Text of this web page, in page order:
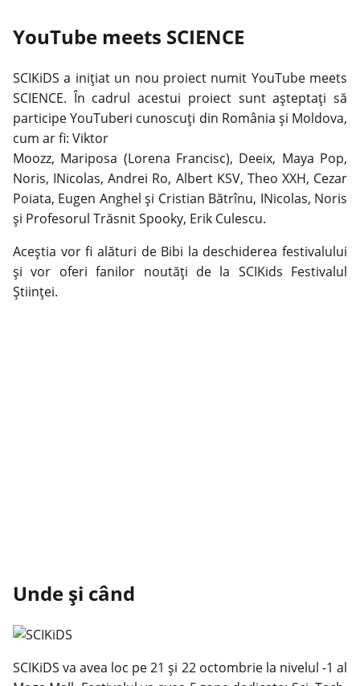
YouTube meets SCIENCE
SCIKiDS a inițiat un nou proiect numit YouTube meets
SCIENCE. În cadrul acestui proiect sunt așteptați să
participe YouTuberi cunoscuți din România și Moldova,
cum ar fi: Viktor
Moozz, Mariposa (Lorena Francisc), Deeix, Maya Pop,
Noris, INicolas, Andrei Ro, Albert KSV, Theo XXH, Cezar
Poiata, Eugen Anghel și Cristian Bătrînu, INicolas, Noris
și Profesorul Trăsnit Spooky, Erik Culescu.
Aceștia vor fi alături de Bibi la deschiderea festivalului
și vor oferi fanilor noutăți de la SCIKids Festivalul
Științei.
Unde și când
SCIKiDS va avea loc pe 21 și 22 octombrie la nivelul -1 al